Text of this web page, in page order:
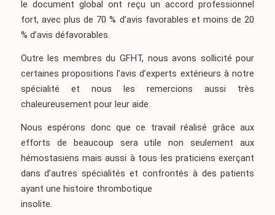
le document global ont reçu un accord professionnel
fort, avec plus de 70 % d’avis favorables et moins de 20
% d’avis défavorables.
Outre les membres du GFHT, nous avons sollicité pour
certaines propositions l’avis d’experts extérieurs à notre
spécialité et nous les remercions aussi très
chaleureusement pour leur aide.
Nous espérons donc que ce travail réalisé grâce aux
efforts de beaucoup sera utile non seulement aux
hémostasiens mais aussi à tous les praticiens exerçant
dans d’autres spécialités et confrontés à des patients
ayant une histoire thrombotique
insolite.